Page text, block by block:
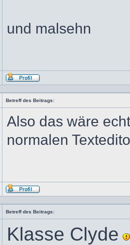
und malsehn
Profil
Betreff des Beitrags:
Also das wäre
normalen
Profil
Betreff des Beitrags:
Klasse Clyde